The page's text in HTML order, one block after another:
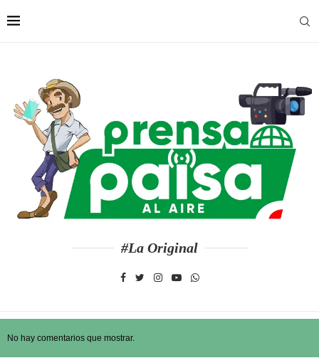
#La Original
No hay comentarios que mostrar.